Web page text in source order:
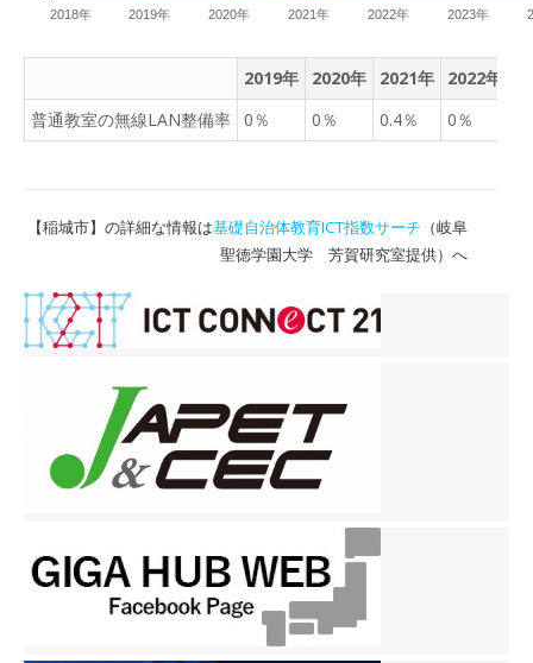
2018年 2019年 2020年 2021年 2022年 2023年
2019年 2020年 2021年 2022年
普通教室の無線LAN整備率 0％ 0％ 0.4％ 0％
【稲城市】の詳細な情報は基礎自治体教育ICT指数サーチ （岐阜
聖徳学園大学 芳賀研究室提供）へ